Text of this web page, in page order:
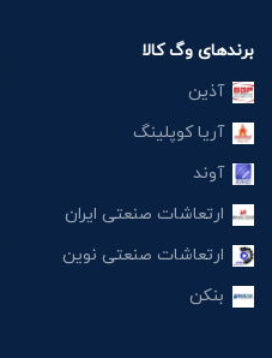
برندهای وگ کالا
آذین
آریا کوپلینگ
آوند
ارتعاشات صنعتی ایران
ارتعاشات صنعتی نوین
بنکن